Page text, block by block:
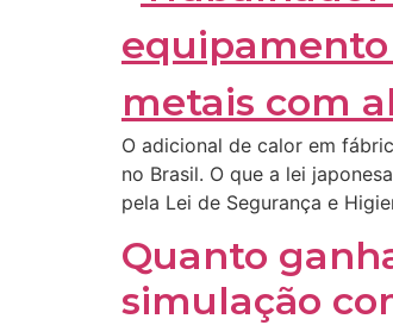
O adicional de calor em
no Brasil. O que a lei
pela Lei de Segurança e
Quanto
simulação